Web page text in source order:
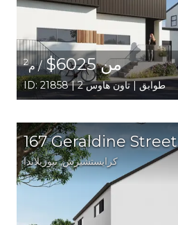
من 6025$ / م2
ID: 21858 | 2 طوابق | تاون هاوس
167 Geraldine Street
كرايستشيرش, نيوزيلاندا